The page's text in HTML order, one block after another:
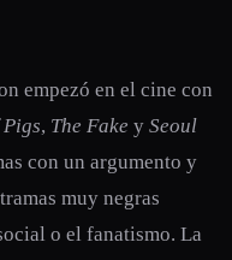
empezó en el cine con
, The Fake y Seoul
con un argumento y
muy negras
o el fanatismo. La